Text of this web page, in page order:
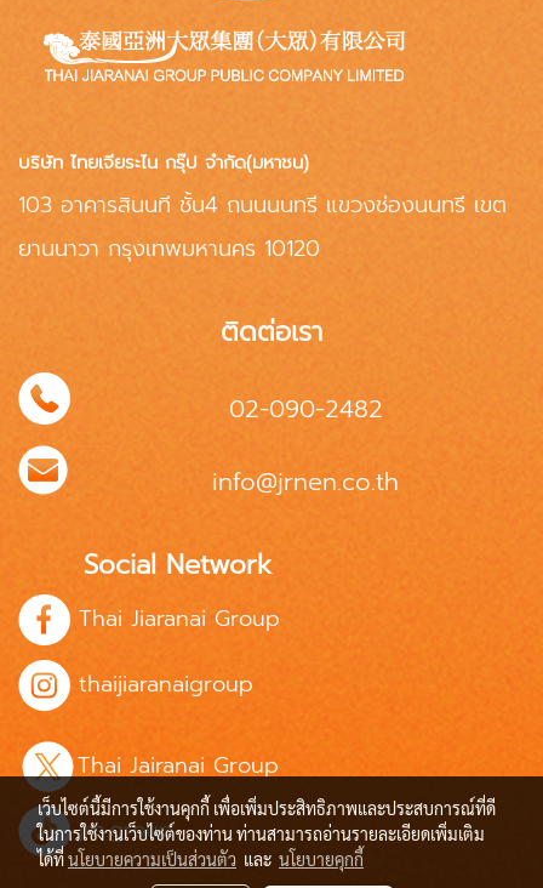
บริษัท ไทยเจียระไน กรุ๊ป จำกัด(มหาชน)
103 อาคารสินนที ชั้น4 ถนนนนทรี แขวงช่องนนทรี เขต
ยานนาวา กรุงเทพมหานคร 10120
ติดต่อเรา
02-090-2482
info@jrnen.co.th
Social Network
Thai Jiaranai Group
thaijiaranaigroup
Thai Jairanai Group
jrn.group
เว็บไซต์นี้มีการใช้งานคุกกี้ เพื่อเพิ่มประสิทธิภาพและประสบการณ์ที่ดี
ในการใช้งานเว็บไซต์ของท่าน ท่านสามารถอ่านรายละเอียดเพิ่มเติม
ได้ที่นโยบายความเป็นส่วนตัว และ นโยบายคุกกี้